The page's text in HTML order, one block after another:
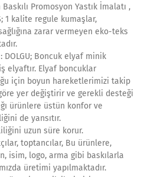
Promosyon Yastık İmalatı ,
1 kalite regule kumaşlar,
zarar vermeyen eko-teks
DOLGU; Boncuk elyaf minik
elyaftır. Elyaf boncuklar
için boyun hareketlerimizi takip
yer değiştirir ve gerekli desteği
ürünlere üstün konfor ve
de yansıtır.
uzun süre korur.
toptancılar, Bu ürünlere,
isim, logo, arma gibi baskılarla
üretimi yapılmaktadır.